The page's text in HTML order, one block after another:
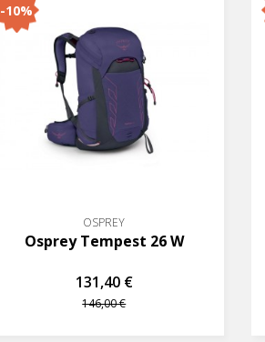
-10%
OSPREY
Osprey Tempest 26 W
131,40 €
146,00 €